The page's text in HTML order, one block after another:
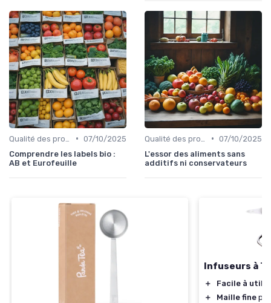
• 07/10/2025
Comprendre les labels bio :
AB et Eurofeuille
• 07/10/2025
L'essor des aliments sans
additifs ni conservateurs
Infuseurs à
＋
Facile à
＋
Maille fine